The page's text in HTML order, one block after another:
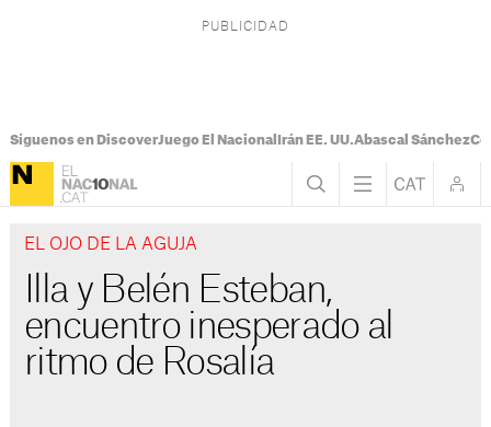
Síguenos en DiscoverJuego El Nacional Irán EE. UU.Abascal Sánchez
EL OJO DE LA AGUJA
Illa y Belén Esteban,
encuentro inesperado al
ritmo de Rosalía